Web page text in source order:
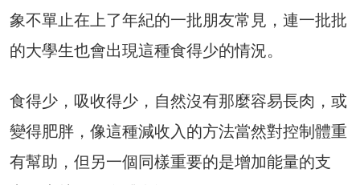
象不單止在上了年紀的一批朋友常見，連一批批
的大學生也會出現這種食得少的情況。
食得少，吸收得少，自然沒有那麼容易長肉，或
變得肥胖，像這種減收入的方法當然對控制體重
有幫助，但另一個同樣重要的是增加能量的支